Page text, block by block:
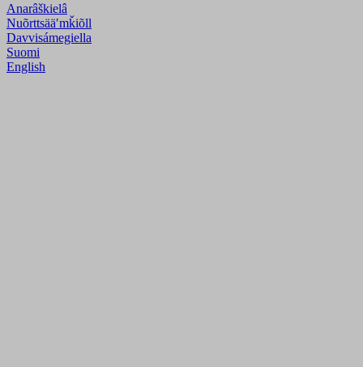
Anarâškielâ
Nuõrttsääʹmǩiõll
Davvisámegiella
Suomi
English